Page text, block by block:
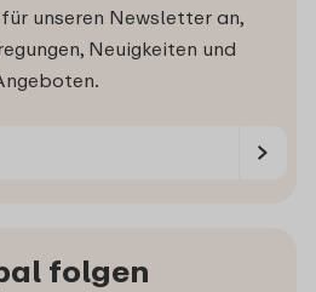
unseren Newsletter an,
Neuigkeiten und
folgen